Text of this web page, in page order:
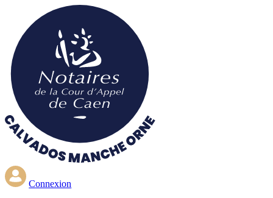
contenu
principal
Connexion